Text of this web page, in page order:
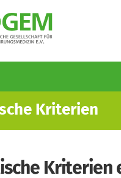
Kriterien
Kriterien